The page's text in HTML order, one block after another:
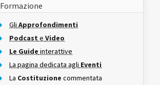
Formazione
Gli Approfondimenti
Podcast e Video
Le Guide interattive
La pagina dedicata agli Eventi
La Costituzione commentata